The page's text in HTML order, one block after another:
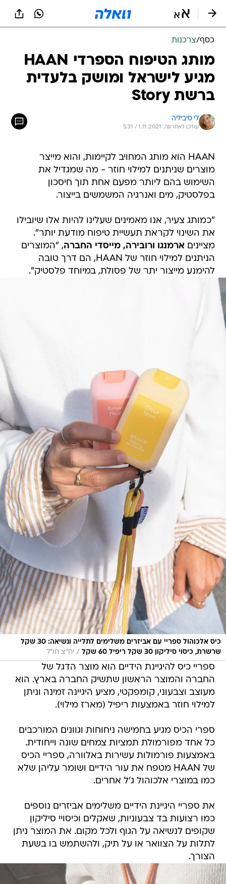
כסף/צרכנות
מותג הטיפוח הספרדי HAAN
מגיע לישראל ומושק בלעדית
ברשת Story
לי סיביליה
עודכן לאחרונה: 1.11.2021 / 5:31
HAAN הוא מותג המחויב לקיימות, והוא מייצר
מוצרים שניתנים למילוי חוזר - מה שמגדיל את
השימוש בהם ליותר מפעם אחת תוך חיסכון
בפלסטיק, מים ואנרגיה המשמשים בייצור.
"כמותג צעיר, אנו מאמינים שעלינו להיות אלו שיובילו
את השינוי לקראת תעשיית טיפוח מודעת יותר".
מציינים ארמנגו ורובירה, מייסדי החברה, "המוצרים
הניתנים למילוי חוזר של HAAN, הם דרך טובה
להימנע מייצור יתר של פסולת, במיוחד פלסטיק".
כיס אלכוהול ספריי עם אביזרים משלימים לתלייה ונשיאה: 30 שקל
שרשרת, כיסוי סיליקון 30 שקל ריפיל 60 שקל
/ יח"צ חו"ל
ספריי כיס להיגיינת הידיים הוא מוצר הדגל של
החברה והמוצר הראשון שתשיק החברה בארץ. הוא
מעוצב וצבעוני, קומפקטי, מציע היגיינה זמינה וניתן
למילוי חוזר באמצעות ריפיל (מארז מילוי).
ספרי הכיס מגיע בחמישה ניחוחות וגוונים המורכבים
כל אחד מפורמולת תמציות צמחים שונה וייחודית.
באמצעות פורמולות עשירות באלוורה, ספריי הכיס
של HAAN מטפח את עור הידיים ושומר עליהן שלא
כמו במוצרי אלכוהול ג'ל אחרים.
את ספריי היגיינת הידיים משלימים אביזרים נוספים
כמו רצועות בד צבעוניות, שאקלים וכיסויי סיליקון
שקופים לנשיאה על הגוף ולכל מקום. את המוצר ניתן
לתלות על הצוואר או על תיק, ולהשתמש בו בשעת
הצורך.